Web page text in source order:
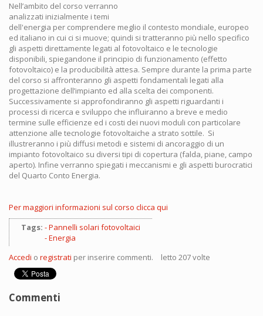
Nell’ambito del corso verranno
analizzati inizialmente i temi
dell'energia per comprendere meglio il contesto mondiale, europeo
ed italiano in cui ci si muove; quindi si tratteranno più nello specifico
gli aspetti direttamente legati al fotovoltaico e le tecnologie
disponibili, spiegandone il principio di funzionamento (effetto
fotovoltaico) e la producibilità attesa. Sempre durante la prima parte
del corso si affronteranno gli aspetti fondamentali legati alla
progettazione dell’impianto ed alla scelta dei componenti.
Successivamente si approfondiranno gli aspetti riguardanti i
processi di ricerca e sviluppo che influiranno a breve e medio
termine sulle efficienze ed i costi dei nuovi moduli con particolare
attenzione alle tecnologie fotovoltaiche a strato sottile. Si
illustreranno i più diffusi metodi e sistemi di ancoraggio di un
impianto fotovoltaico su diversi tipi di copertura (falda, piane, campo
aperto). Infine verranno spiegati i meccanismi e gli aspetti burocratici
del Quarto Conto Energia.
Per maggiori informazioni sul corso clicca qui
Tags:
Pannelli solari fotovoltaici
Energia
Accedi o registrati per inserire commenti. letto 207 volte
Commenti